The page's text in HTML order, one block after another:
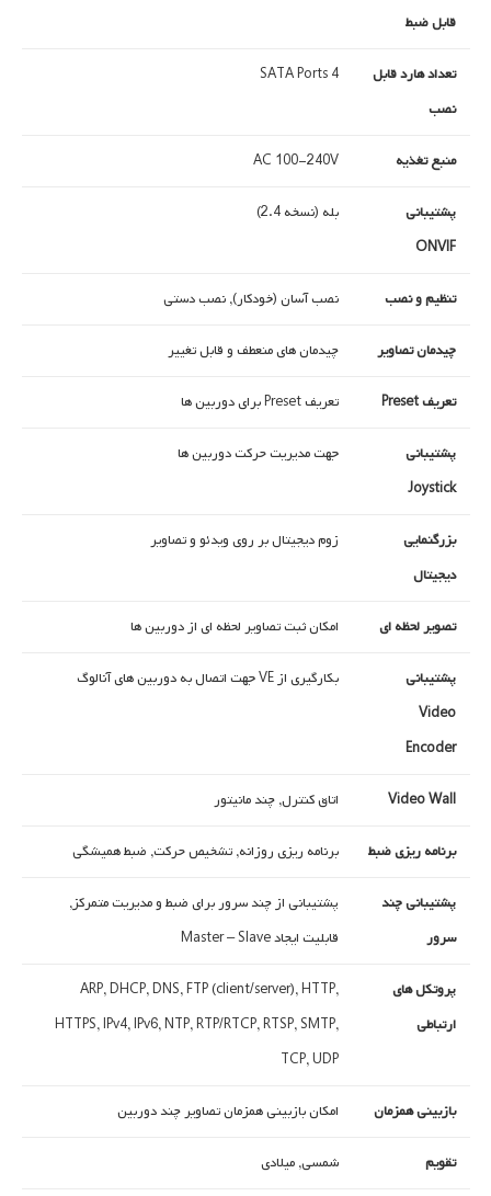
قابل ضبط
تعداد هارد قابل
نصب
4 SATA Ports
منبع تغذیه AC 100-240V
پشتیبانی
ONVIF
بله (نسخه 2.4)
تنظیم و نصب نصب آسان (خودکار), نصب دستی
چیدمان تصاویر چیدمان های منعطف و قابل تغییر
تعریف Preset تعریف Preset برای دوربین ها
پشتیبانی
Joystick
جهت مدیریت حرکت دوربین ها
بزرگنمایی
دیجیتال
زوم دیجیتال بر روی ویدئو و تصاویر
تصویر لحظه ای امکان ثبت تصاویر لحظه ای از دوربین ها
پشتیبانی
Video
Encoder
بکارگیری از VE جهت اتصال به دوربین های آنالوگ
Video Wall اتاق کنترل, چند مانیتور
برنامه ریزی ضبط برنامه ریزی روزانه, تشخیص حرکت, ضبط همیشگی
پشتیبانی چند
سرور
پشتیبانی از چند سرور برای ضبط و مدیریت متمرکز,
قابلیت ایجاد Master – Slave
پروتکل های
ارتباطی
ARP, DHCP, DNS, FTP (client/server), HTTP,
HTTPS, IPv4, IPv6, NTP, RTP/RTCP, RTSP, SMTP,
TCP, UDP
بازبینی همزمان امکان بازبینی همزمان تصاویر چند دوربین
تقویم شمسی, میلادی